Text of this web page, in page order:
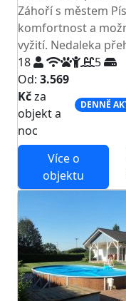
Záhoří s městem
komfortnost a
vyžití. Nedaleka
18
5
Od: 3.569
Kčza
objekt a
noc
DENNĚ
Více o
objektu